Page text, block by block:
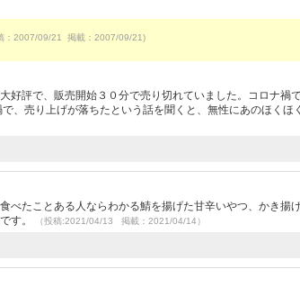
：2007/09/21 掲載：2007/09/21)
好評で、販売開始３０分で売り切れていました。コロナ禍
、売り上げが落ちたという話を聞くと、無性にあのほくほ
べたことある人ならわかる鯖を揚げた甘辛いやつ、かき揚
す。
（投稿:2021/04/13 掲載：2021/04/14）